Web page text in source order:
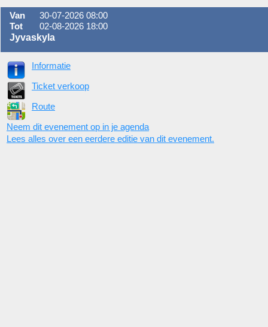
Van
30-07-2026 08:00
Tot
02-08-2026 18:00
Jyvaskyla
Informatie
Ticket verkoop
Route
Neem dit evenement op in je agenda
Lees alles over een eerdere editie van dit evenement.